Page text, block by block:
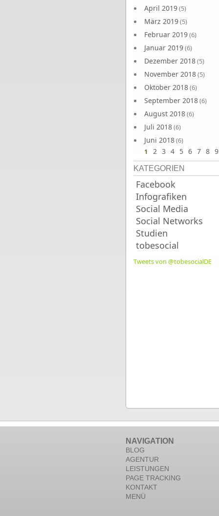
April 2019(5)
März 2019(5)
Februar 2019(6)
Januar 2019(6)
Dezember 2018(5)
November 2018(5)
Oktober 2018(6)
September 2018(6)
August 2018(6)
Juli 2018(6)
Juni 2018(6)
1 2 3 4 5 6 7 8 9
KATEGORIEN
Facebook
Infografiken
Social Media
Social Networks
Studien
tobesocial
Tweets von @tobesocialDE
NAVIGATION
BLOG
AGENTUR
LEISTUNGEN
PAGE TRACKING
KONTAKT
MENÜ